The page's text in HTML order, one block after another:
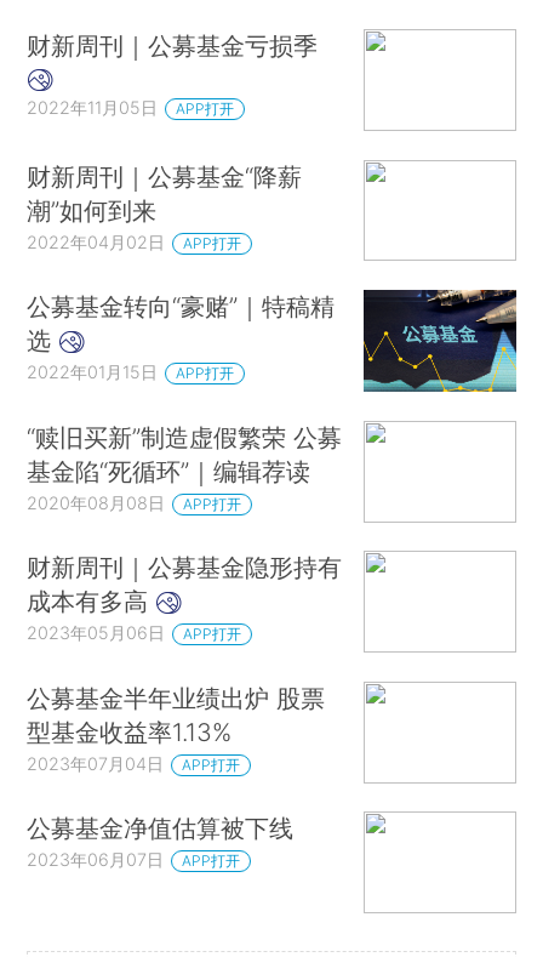
财新周刊｜公募基金亏损季
2022年11月05日 APP打开
财新周刊｜公募基金“降薪
潮”如何到来
2022年04月02日 APP打开
公募基金转向“豪赌”｜特稿精
选
2022年01月15日 APP打开
“赎旧买新”制造虚假繁荣 公募
基金陷“死循环”｜编辑荐读
2020年08月08日 APP打开
财新周刊｜公募基金隐形持有
成本有多高
2023年05月06日 APP打开
公募基金半年业绩出炉 股票
型基金收益率1.13%
2023年07月04日 APP打开
公募基金净值估算被下线
2023年06月07日 APP打开